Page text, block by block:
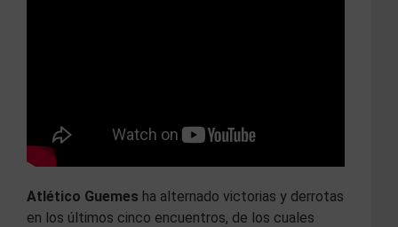
Atlético Guemes ha alternado victorias y derrotas
en los últimos cinco encuentros, de los cuales